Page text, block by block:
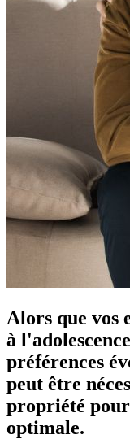
Alors que vos
à
préférences
peut être
propriété
optimale.